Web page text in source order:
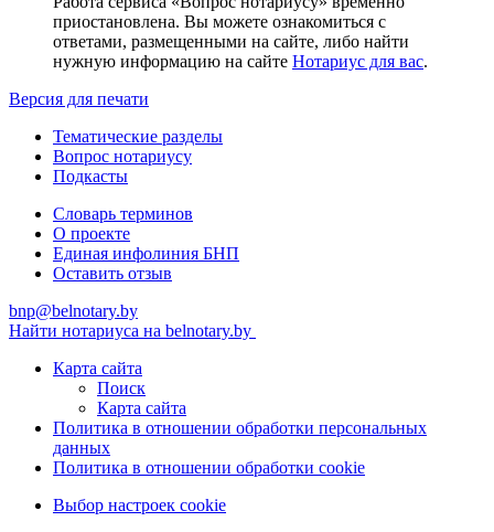
приостановлена. Вы можете ознакомиться с
ответами, размещенными на сайте, либо найти
нужную информацию на сайте Нотариус для вас.
Версия для печати
Тематические разделы
Вопрос нотариусу
Подкасты
Словарь терминов
О проекте
Единая инфолиния БНП
Оставить отзыв
bnp@belnotary.by
Найти нотариуса на belnotary.by
Карта сайта
Поиск
Карта сайта
Политика в отношении обработки персональных
данных
Политика в отношении обработки cookie
Выбор настроек cookie